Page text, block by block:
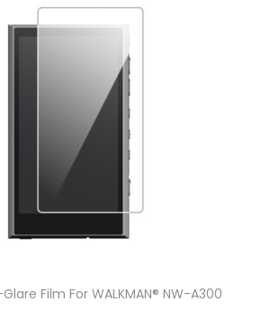
Film For WALKMAN® NW-A300